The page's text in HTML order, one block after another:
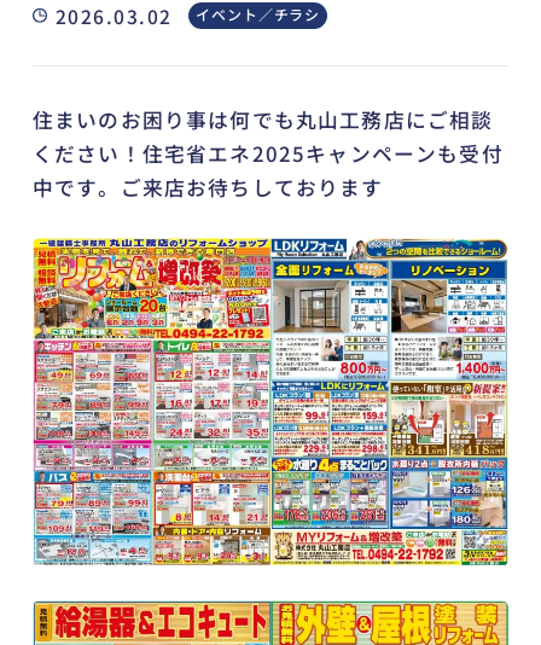
2026.03.02 イベント／チラシ
住まいのお困り事は何でも丸山工務店にご相談
ください！住宅省エネ2025キャンペーンも受付
中です。ご来店お待ちしております